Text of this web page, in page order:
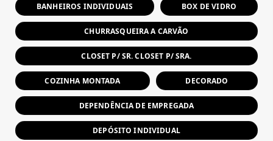
BANHEIROS INDIVIDUAIS BOX DE VIDRO
CHURRASQUEIRA A CARVÃO
CLOSET P/ SR. CLOSET P/ SRA.
COZINHA MONTADA DECORADO
DEPENDÊNCIA DE EMPREGADA
DEPÓSITO INDIVIDUAL